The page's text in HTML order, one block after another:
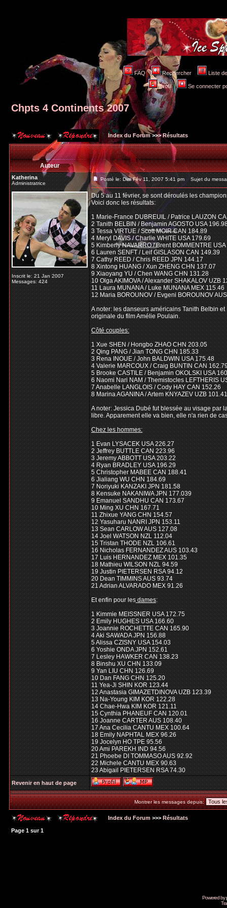
FAQ Rechercher Liste
Profil Se connecter
Chpts 4 Continents 2007
Index du Forum>>>Résultats
Auteur
Katherina
Administratrice
Inscrit le: 21 Jan 2007
Messages: 424
Posté le: Dim Fév 11, 2007 5:41 pm Sujet du
Du 5 au 11 février, se sont déroulés les
Voici donc les résultats:
1 Marie-France DUBREUIL / Patrice LAUZON
2 Tanith BELBIN / Benjamin AGOSTO USA
3 Tessa VIRTUE / Scott MOIR CAN 184.89
4 Meryl DAVIS / Charlie WHITE USA 179.69
5 Kimberly NAVARRO / Brent BOMMENTRE
6 Lauren SENFT / Leif GISLASON CAN 149.39
7 Cathy REED / Chris REED JPN 144.17
8 Xintong HUANG / Xun ZHENG CHN 137.07
9 Xiaoyang YU / Chen WANG CHN 131.28
10 Olga AKIMOVA / Alexander SHAKALOV UZB
11 Laura MUNANA / Luke MUNANA MEX 115.46
12 Maria BOROUNOV / Evgeni BOROUNOV
A noter: les danseurs américains Tanith Belbin
originale du film Amélie Poulain.
Côté couples:
1 Xue SHEN / Hongbo ZHAO CHN 203.05
2 Qing PANG / Jian TONG CHN 185.33
3 Rena INOUE / John BALDWIN USA 175.48
4 Valerie MARCOUX / Craig BUNTIN CAN
5 Brooke CASTILE / Benjamin OKOLSKI USA
6 Naomi Nari NAM / Themistocles LEFTHERIS
7 Anabelle LANGLOIS / Cody HAY CAN 152.26
8 Marina AGANINA / Artem KNYAZEV UZB 101.41
A noter: Jessica Dubé fut blessée au visage par
libre. Apparement elle va bien, elle n'a rien de
Chez les hommes:
1 Evan LYSACEK USA 226.27
2 Jeffrey BUTTLE CAN 223.96
3 Jeremy ABBOTT USA 203.22
4 Ryan BRADLEY USA 196.29
5 Christopher MABEE CAN 188.41
6 Jialiang WU CHN 184.69
7 Noriyuki KANZAKI JPN 181.58
8 Kensuke NAKANIWA JPN 177.039
9 Emanuel SANDHU CAN 173.67
10 Ming XU CHN 167.71
11 Zhixue YANG CHN 154.57
12 Yasuharu NANRI JPN 153.11
13 Sean CARLOW AUS 127.08
14 Joel WATSON NZL 112.04
15 Tristan THODE NZL 106.61
16 Nicholas FERNANDEZ AUS 103.43
17 Luis HERNANDEZ MEX 101.35
18 Mathieu WILSON NZL 94.59
19 Justin PIETERSEN RSA 94.12
20 Dean TIMMINS AUS 93.74
21 Adrian ALVARADO MEX 91.26
Et enfin pour lesdames:
1 Kimmie MEISSNER USA 172.75
2 Emily HUGHES USA 166.60
3 Joannie ROCHETTE CAN 165.90
4 Aki SAWADA JPN 156.88
5 Alissa CZISNY USA 154.03
6 Yoshie ONDA JPN 152.61
7 Lesley HAWKER CAN 138.23
8 Binshu XU CHN 133.09
9 Yan LIU CHN 126.69
10 Dan FANG CHN 125.20
11 Yea-Ji SHIN KOR 123.44
12 Anastasia GIMAZETDINOVA UZB 123.39
13 Na-Young KIM KOR 122.28
14 Chae-Hwa KIM KOR 121.11
15 Cynthia PHANEUF CAN 120.01
16 Joanne CARTER AUS 108.40
17 Ana Cecilia CANTU MEX 100.64
18 Emily NAPHTAL MEX 96.26
19 Jocelyn HO TPE 95.56
20 Ami PAREKH IND 94.56
21 Phoebe DI TOMMASO AUS 92.92
22 Michele CANTU MEX 90.63
23 Abigail PIETERSEN RSA 74.30
Revenir en haut de page
Montrer les messages depuis:
Index du Forum >>> Résultats
Page 1 sur1
Powered by